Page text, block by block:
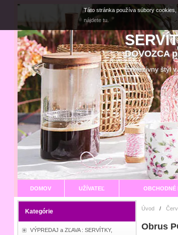
DOVOZCA
Exkluzívny štýl
DOMOV UŽÍVATEĽ OBCHODNÉ
Kategórie
VÝPREDAJ a ZĽAVA : SERVÍTKY,
Úvod /
Obrus
Táto stránka používa súbory
nájdete tu.